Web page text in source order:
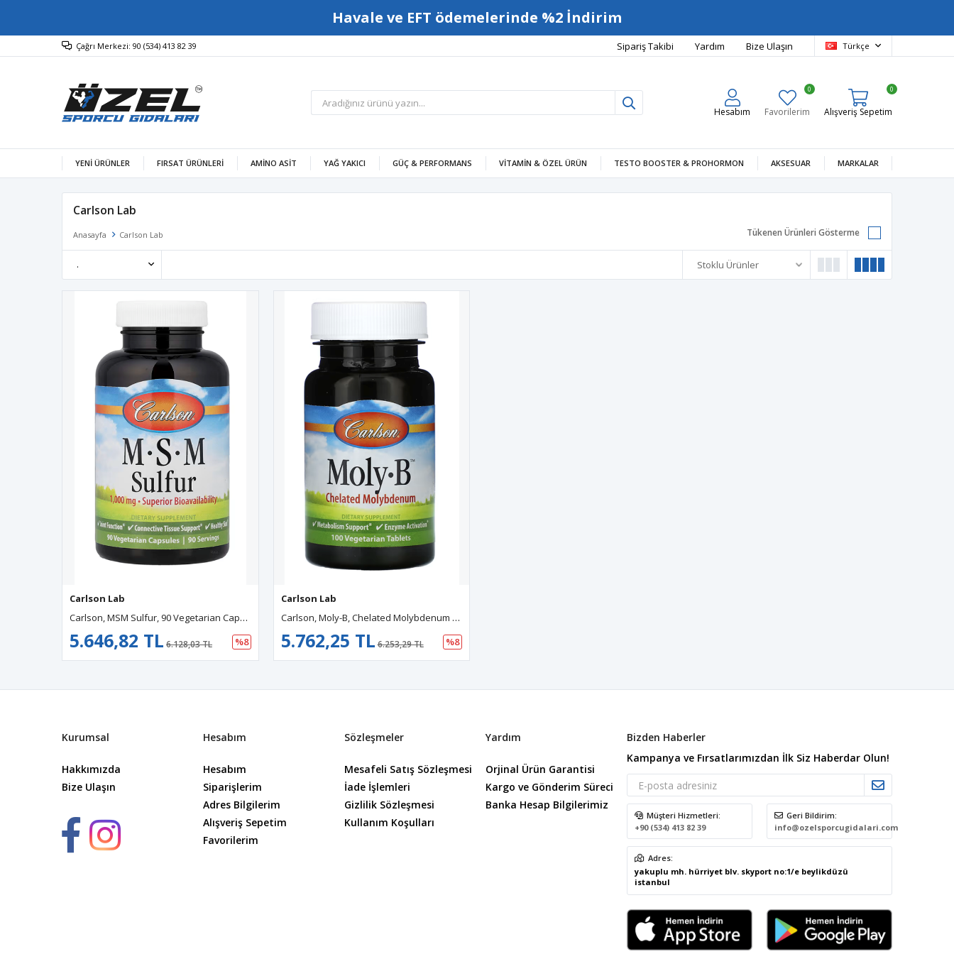
Havale ve EFT ödemelerinde %2 İndirim
Çağrı Merkezi: 90 (534) 413 82 39 Sipariş Takibi Yardım Bize Ulaşın Türkçe
Hesabım Favorilerim
0
Alışveriş Sepetim
0
YENİ ÜRÜNLER FIRSAT ÜRÜNLERİ AMINO ASIT YAĞ YAKICI GÜÇ & PERFORMANS VITAMIN & ÖZEL ÜRÜN TESTO BOOSTER & PROHORMON AKSESUAR MARKALAR
Carlson Lab
Anasayfa Carlson Lab Tükenen Ürünleri Gösterme
.
Carlson Lab
Carlson, MSM Sulfur, 90 Vegetarian Capsules.
5.646,82 TL 6.128,03 TL %8
Carlson Lab
Carlson, Moly-B, Chelated Molybdenum 100 Vegetarian Tablets (500 Mcg Per Tablet).
5.762,25 TL 6.253,29 TL %8
Kurumsal
Hakkımızda
Bize Ulaşın
Hesabım
Hesabım
Siparişlerim
Adres Bilgilerim
Alışveriş Sepetim
Favorilerim
Sözleşmeler
Mesafeli Satış Sözleşmesi
İade İşlemleri
Gizlilik Sözleşmesi
Kullanım Koşulları
Yardım
Orjinal Ürün Garantisi
Kargo ve Gönderim Süreci
Banka Hesap Bilgilerimiz
Bizden Haberler
Kampanya ve Fırsatlarımızdan İlk Siz Haberdar Olun!
Müşteri Hizmetleri:
+90 (534) 413 82 39
Geri Bildirim:
info@ozelsporcugidalari.com
Adres:
yakuplu mh. hürriyet blv. skyport no:1/e beylikdüzü
istanbul